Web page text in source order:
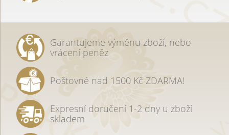
Garantujeme výměnu zboží, nebo
vrácení peněz
Poštovné nad 1500 Kč ZDARMA!
Expresní doručení 1-2 dny u zboží
skladem